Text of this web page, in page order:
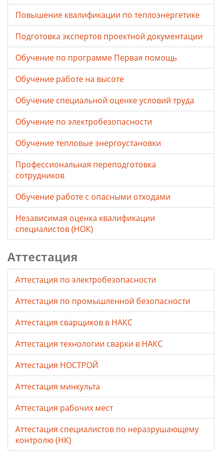
Повышение квалификации по теплоэнергетике
Подготовка экспертов проектной документации
Обучение по программе Первая помощь
Обучение работе на высоте
Обучение специальной оценке условий труда
Обучение по электробезопасности
Обучение тепловые энергоустановки
Профессиональная переподготовка
сотрудников
Обучение работе с опасными отходами
Независимая оценка квалификации
специалистов (НОК)
Аттестация
Аттестация по электробезопасности
Аттестация по промышленной безопасности
Аттестация сварщиков в НАКС
Аттестация технологии сварки в НАКС
Аттестация НОСТРОЙ
Аттестация минкульта
Аттестация рабочих мест
Аттестация специалистов по неразрушающему
контролю (НК)